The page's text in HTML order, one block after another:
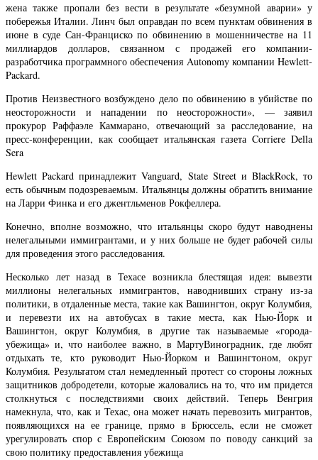
жена также пропали без вести в результате «безумной аварии» у
побережья Италии. Линч был оправдан по всем пунктам обвинения в
июне в суде Сан-Франциско по обвинению в мошенничестве на 11
миллиардов долларов, связанном с продажей его компании-
разработчика программного обеспечения Autonomy компании Hewlett-
Packard.
Против Неизвестного возбуждено дело по обвинению в убийстве по
неосторожности и нападении по неосторожности», — заявил
прокурор Раффаэле Каммарано, отвечающий за расследование, на
пресс-конференции, как сообщает итальянская газета Corriere Della
Sera
Hewlett Packard принадлежит Vanguard, State Street и BlackRock, то
есть обычным подозреваемым. Итальянцы должны обратить внимание
на Ларри Финка и его джентльменов Рокфеллера.
Конечно, вполне возможно, что итальянцы скоро будут наводнены
нелегальными иммигрантами, и у них больше не будет рабочей силы
для проведения этого расследования.
Несколько лет назад в Техасе возникла блестящая идея: вывезти
миллионы нелегальных иммигрантов, наводнивших страну из-за
политики, в отдаленные места, такие как Вашингтон, округ Колумбия,
и перевезти их на автобусах в такие места, как Нью-Йорк и
Вашингтон, округ Колумбия, в другие так называемые «города-
убежища» и, что наиболее важно, в МартуВиноградник, где любят
отдыхать те, кто руководит Нью-Йорком и Вашингтоном, округ
Колумбия. Результатом стал немедленный протест со стороны ложных
защитников добродетели, которые жаловались на то, что им придется
столкнуться с последствиями своих действий. Теперь Венгрия
намекнула, что, как и Техас, она может начать перевозить мигрантов,
появляющихся на ее границе, прямо в Брюссель, если не сможет
урегулировать спор с Европейским Союзом по поводу санкций за
свою политику предоставления убежища